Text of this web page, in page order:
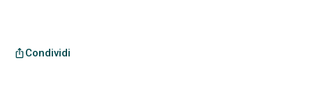
ios_shareCondividi